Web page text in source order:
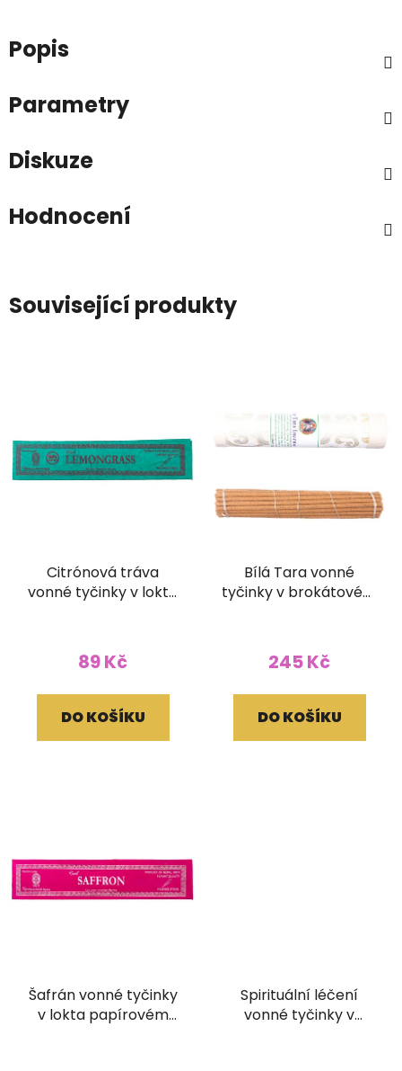
Popis
Parametry
Diskuze
Hodnocení
Související produkty
Citrónová tráva
vonné tyčinky v lokta
89 Kč
DO KOŠÍKU
Bílá Tara vonné
tyčinky v brokátovém
245 Kč
DO KOŠÍKU
Šafrán vonné tyčinky
v lokta papírovém
Spirituální léčení
vonné tyčinky v